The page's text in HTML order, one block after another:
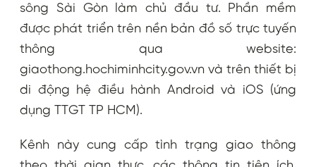
sông Sài Gòn làm chủ đầu tư. Phần mềm
được phát triển trên nền bản đồ số trực tuyến
thông qua website:
giaothong.hochiminhcity.gov.vn và trên thiết bị
di động hệ điều hành Android và iOS (ứng
dụng TTGT TP HCM).
Kênh này cung cấp tình trạng giao thông